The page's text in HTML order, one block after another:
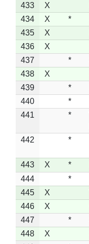
433
X
434
X *
435
X
436
X
437
*
438
X
439
*
440
*
441
*
442
*
443
X *
444
*
445
X
446
X
447
*
448
X